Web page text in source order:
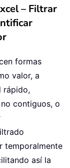
– Filtrar
formas
valor, a
rápido,
contiguos, o
temporalmente
así la